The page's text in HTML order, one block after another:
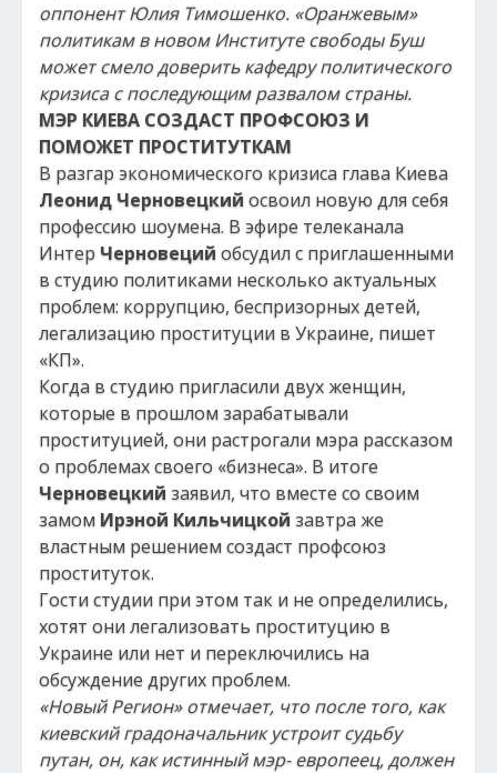
оппонент Юлия Тимошенко. «Оранжевым»
политикам в новом Институте свободы Буш
может смело доверить кафедру политического
кризиса с последующим развалом страны.
МЭР КИЕВА СОЗДАСТ ПРОФСОЮЗ И
ПОМОЖЕТ ПРОСТИТУТКАМ
В разгар экономического кризиса глава Киева
Леонид Черновецкий освоил новую для себя
профессию шоумена. В эфире телеканала
Интер Черновеций обсудил с приглашенными
в студию политиками несколько актуальных
проблем: коррупцию, беспризорных детей,
легализацию проституции в Украине, пишет
«КП».
Когда в студию пригласили двух женщин,
которые в прошлом зарабатывали
проституцией, они растрогали мэра рассказом
о проблемах своего «бизнеса». В итоге
Черновецкий заявил, что вместе со своим
замом Ирэной Кильчицкой завтра же
властным решением создаст профсоюз
проституток.
Гости студии при этом так и не определились,
хотят они легализовать проституцию в
Украине или нет и переключились на
обсуждение других проблем.
«Новый Регион» отмечает, что после того, как
киевский градоначальник устроит судьбу
путан, он, как истинный мэр- европеец, должен